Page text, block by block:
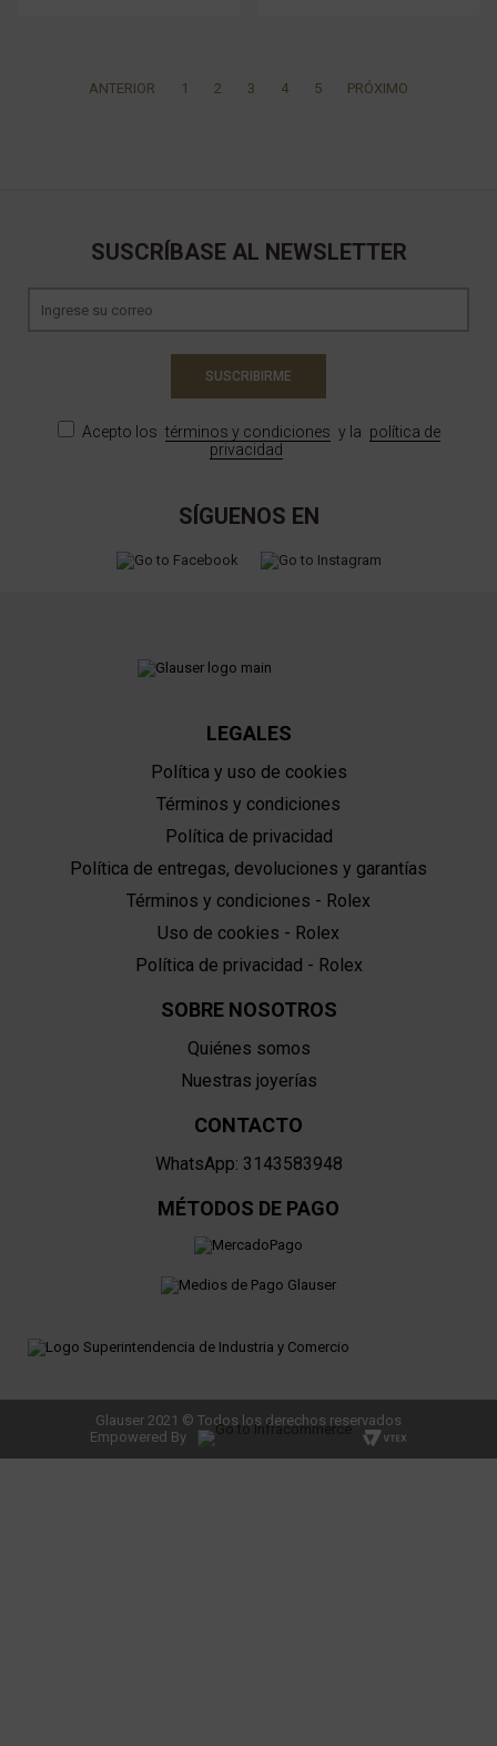
ANTERIOR 1 2 3 4 5 PRÓXIMO
SUSCRÍBASE AL NEWSLETTER
SUSCRIBIRME
Acepto los términos y condiciones y la política de
privacidad
SÍGUENOS EN
LEGALES
Política y uso de cookies
Términos y condiciones
Política de privacidad
Política de entregas, devoluciones y garantías
Términos y condiciones - Rolex
Uso de cookies - Rolex
Política de privacidad - Rolex
SOBRE NOSOTROS
Quiénes somos
Nuestras joyerías
CONTACTO
WhatsApp: 3143583948
MÉTODOS DE PAGO
Glauser 2021 © Todos los derechos reservados
Empowered By